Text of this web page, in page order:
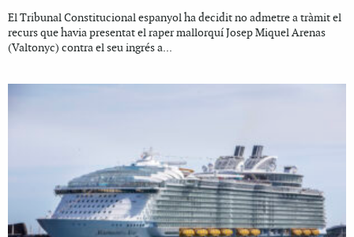
El Tribunal Constitucional espanyol ha decidit no admetre a tràmit el
recurs que havia presentat el raper mallorquí Josep Miquel Arenas
(Valtonyc) contra el seu ingrés a...